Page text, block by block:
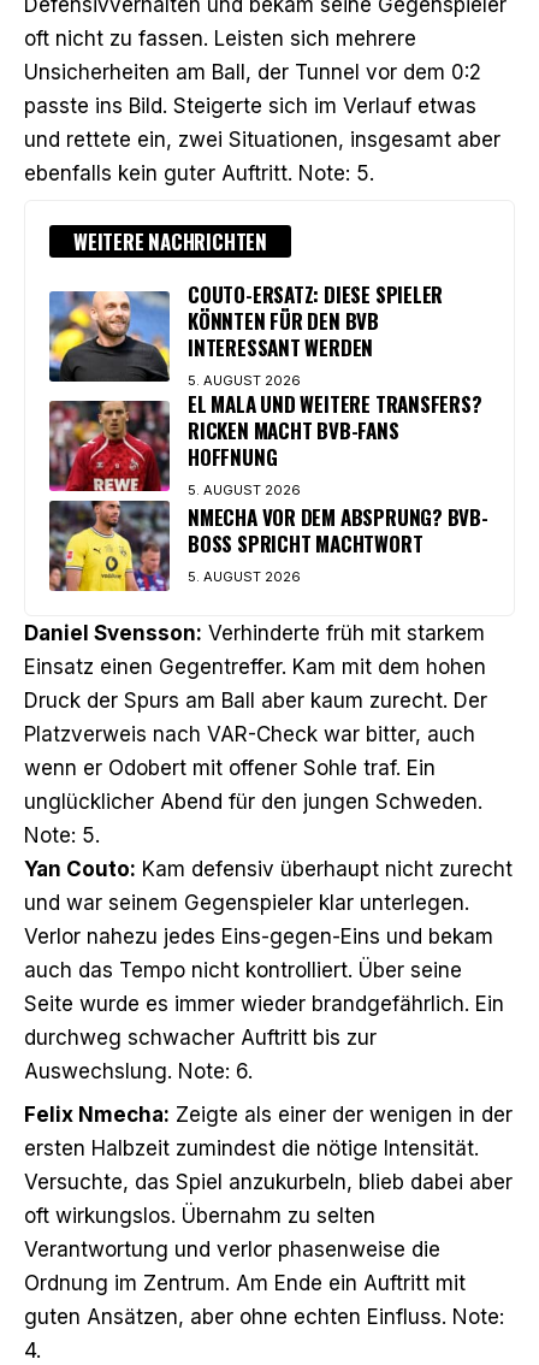
oft nicht zu fassen. Leisten sich mehrere
Unsicherheiten am Ball, der Tunnel vor dem 0:2
passte ins Bild. Steigerte sich im Verlauf etwas
und rettete ein, zwei Situationen, insgesamt aber
ebenfalls kein guter Auftritt. Note: 5.
WEITERE NACHRICHTEN
COUTO-ERSATZ: DIESE SPIELER
KÖNNTEN FÜR DEN BVB
INTERESSANT WERDEN
5. AUGUST 2026
EL MALA UND WEITERE TRANSFERS?
RICKEN MACHT BVB-FANS
HOFFNUNG
5. AUGUST 2026
NMECHA VOR DEM ABSPRUNG? BVB-
BOSS SPRICHT MACHTWORT
5. AUGUST 2026
Daniel Svensson: Verhinderte früh mit starkem
Einsatz einen Gegentreffer. Kam mit dem hohen
Druck der Spurs am Ball aber kaum zurecht. Der
Platzverweis nach VAR-Check war bitter, auch
wenn er Odobert mit offener Sohle traf. Ein
unglücklicher Abend für den jungen Schweden.
Note: 5.
Yan Couto: Kam defensiv überhaupt nicht zurecht
und war seinem Gegenspieler klar unterlegen.
Verlor nahezu jedes Eins-gegen-Eins und bekam
auch das Tempo nicht kontrolliert. Über seine
Seite wurde es immer wieder brandgefährlich. Ein
durchweg schwacher Auftritt bis zur
Auswechslung. Note: 6.
Felix Nmecha: Zeigte als einer der wenigen in der
ersten Halbzeit zumindest die nötige Intensität.
Versuchte, das Spiel anzukurbeln, blieb dabei aber
oft wirkungslos. Übernahm zu selten
Verantwortung und verlor phasenweise die
Ordnung im Zentrum. Am Ende ein Auftritt mit
guten Ansätzen, aber ohne echten Einfluss. Note:
4.